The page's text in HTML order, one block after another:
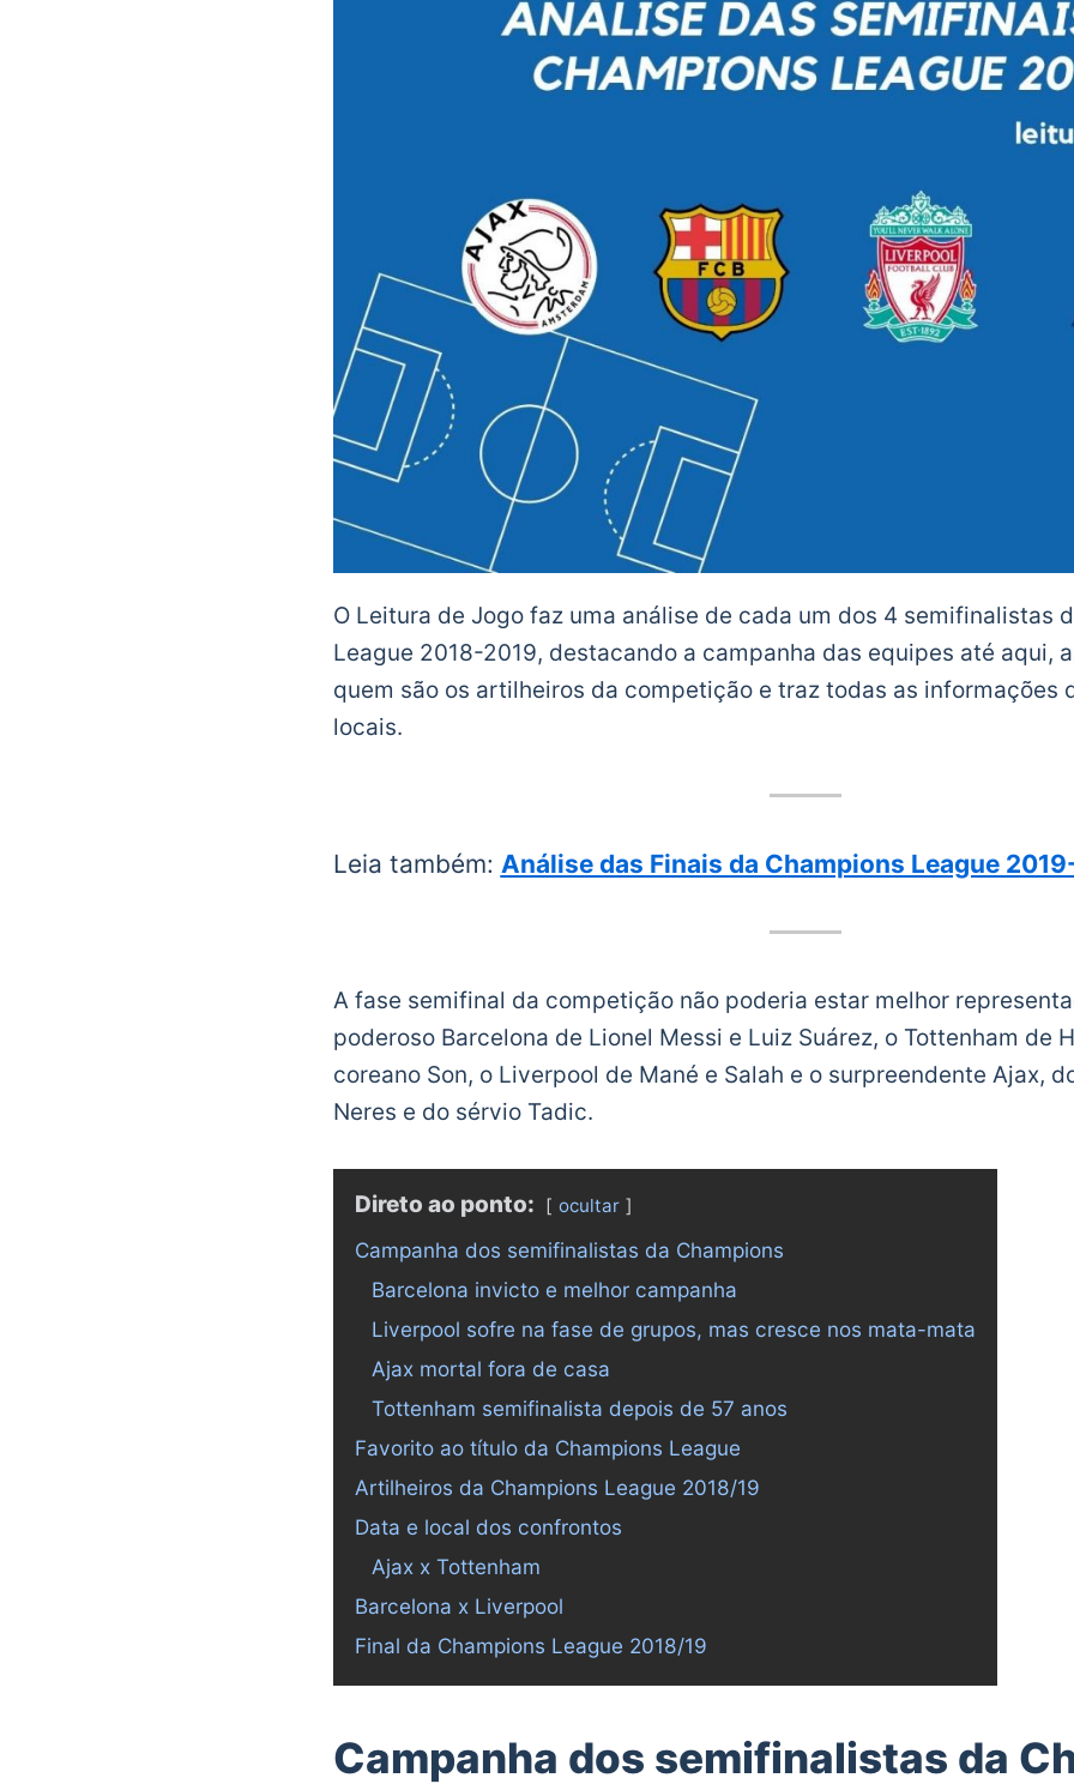
O Leitura de Jogo faz uma análise de cada um dos 4 semifinalistas
League 2018-2019, destacando a campanha das equipes até aqui,
quem são os artilheiros da competição e traz todas as informações
locais.
Leia também: Análise das Finais da Champions League
A fase semifinal da competição não poderia estar melhor
poderoso Barcelona de Lionel Messi e Luiz Suárez, o Tottenham de
coreano Son, o Liverpool de Mané e Salah e o surpreendente Ajax,
Neres e do sérvio Tadic.
Direto ao ponto: ocultar
Campanha dos semifinalistas da Champions
Barcelona invicto e melhor campanha
Liverpool sofre na fase de grupos, mas cresce nos mata-mata
Ajax mortal fora de casa
Tottenham semifinalista depois de 57 anos
Favorito ao título da Champions League
Artilheiros da Champions League 2018/19
Data e local dos confrontos
Ajax x Tottenham
Barcelona x Liverpool
Final da Champions League 2018/19
Campanha dos semifinalistas da